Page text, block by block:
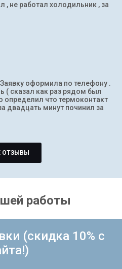
, не работал холодильник , за
оформила по телефону .
( сказал как раз рядом был
определил что термоконтакт
двадцать минут починил за
ОТЗЫВЫ
работы
(скидка 10% с